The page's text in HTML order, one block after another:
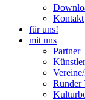
Kontakt
für uns!
mit uns
Partner
Künstler
Runder